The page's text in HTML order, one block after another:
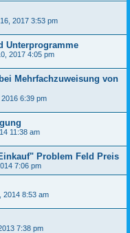
2017 3:53 pm
Unterprogramme
2017 4:05 pm
Mehrfachzuweisung von
6:39 pm
11:38 am
Problem Feld Preis
7:06 pm
2014 8:53 am
7:38 pm